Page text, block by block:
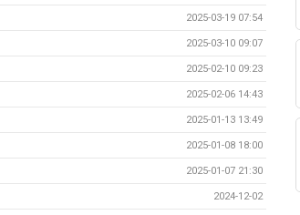
2025-03-19 07:54
2025-03-10 09:07
2025-02-10 09:23
2025-02-06 14:43
2025-01-13 13:49
2025-01-08 18:00
2025-01-07 21:30
2024-12-02